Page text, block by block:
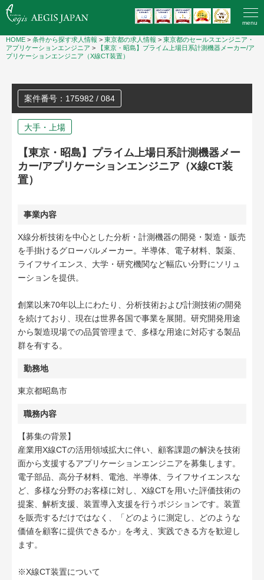
menu
HOME > 条件から探す求人情報 > 東京都の求人情報 > 東京都のセールスエンジニア・
アプリケーションエンジニア >
【東京・昭島】プライム上場日系計測機器メーカー/ア
プリケーションエンジニア（X線CT装置）
案件番号：175982 / 084
大手・上場
【東京・昭島】プライム上場日系計測機器メー
カー/アプリケーションエンジニア（X線CT装
置）
事業内容
X線分析技術を中心とした分析・計測機器の開発・製造・販売
を手掛けるグローバルメーカー。半導体、電子材料、製薬、
ライフサイエンス、大学・研究機関など幅広い分野にソリュ
ーションを提供。
創業以来70年以上にわたり、分析技術および計測技術の開発
を続けており、現在は世界各国で事業を展開。研究開発用途
から製造現場での品質管理まで、多様な用途に対応する製品
群を有する。
勤務地
東京都昭島市
職務内容
【募集の背景】
産業用X線CTの活用領域拡大に伴い、顧客課題の解決を技術
面から支援するアプリケーションエンジニアを募集します。
電子部品、高分子材料、電池、半導体、ライフサイエンスな
ど、多様な分野のお客様に対し、X線CTを用いた評価技術の
提案、解析支援、装置導入支援を行うポジションです。装置
を販売するだけではなく、「どのように測定し、どのような
価値を顧客に提供できるか」を考え、実践できる方を歓迎し
ます。
※X線CT装置について